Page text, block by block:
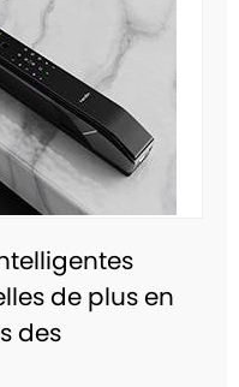
de plus en
des